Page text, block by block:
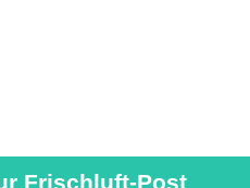
Frischluft-Post